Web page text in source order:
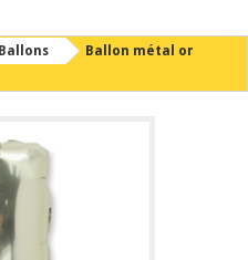
Ballons
Ballon métal or